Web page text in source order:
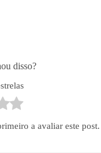
disso?
a avaliar este post.